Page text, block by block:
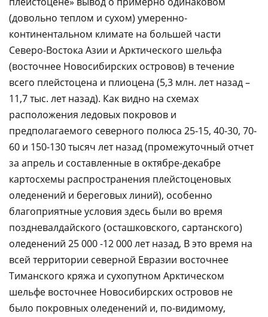
(довольно теплом и сухом) умеренно-
континентальном климате на большей части
Северо-Востока Азии и Арктического шельфа
(восточнее Новосибирских островов) в течение
всего плейстоцена и плиоцена (5,3 млн. лет назад –
11,7 тыс. лет назад). Как видно на схемах
расположения ледовых покровов и
предполагаемого северного полюса 25-15, 40-30, 70-
60 и 150-130 тысяч лет назад (промежуточный отчет
за апрель и составленные в октябре-декабре
картосхемы распространения плейстоценовых
оледенений и береговых линий), особенно
благоприятные условия здесь были во время
поздневалдайского (осташковского, сартанского)
оледенений 25 000 -12 000 лет назад, В это время на
всей территории северной Евразии восточнее
Тиманского кряжа и сухопутном Арктическом
шельфе восточнее Новосибирских островов не
было покровных оледенений и, по-видимому,